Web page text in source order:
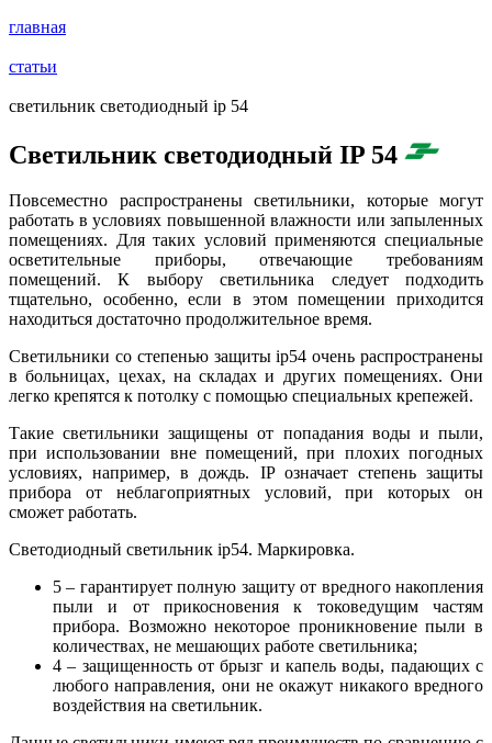
главная
статьи
светильник светодиодный ip 54
Светильник светодиодный IP 54
Повсеместно распространены светильники, которые могут
работать в условиях повышенной влажности или запыленных
помещениях. Для таких условий применяются специальные
осветительные приборы, отвечающие требованиям
помещений. К выбору светильника следует подходить
тщательно, особенно, если в этом помещении приходится
находиться достаточно продолжительное время.
Светильники со степенью защиты ip54 очень распространены
в больницах, цехах, на складах и других помещениях. Они
легко крепятся к потолку с помощью специальных крепежей.
Такие светильники защищены от попадания воды и пыли,
при использовании вне помещений, при плохих погодных
условиях, например, в дождь. IP означает степень защиты
прибора от неблагоприятных условий, при которых он
сможет работать.
Светодиодный светильник ip54. Маркировка.
5 – гарантирует полную защиту от вредного накопления
пыли и от прикосновения к токоведущим частям
прибора. Возможно некоторое проникновение пыли в
количествах, не мешающих работе светильника;
4 – защищенность от брызг и капель воды, падающих с
любого направления, они не окажут никакого вредного
воздействия на светильник.